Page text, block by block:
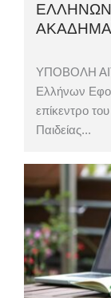
ΕΛΛΗΝΩΝ
ΥΠΟΒΟΛΗ
Ελλήνων
επίκεντρο
Παιδείας...